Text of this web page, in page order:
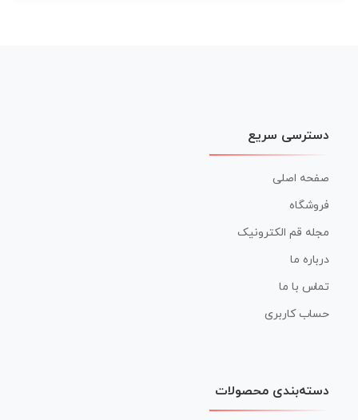
دسترسی سریع
صفحه اصلی
فروشگاه
مجله قم الکترونیک
درباره ما
تماس با ما
حساب کاربری
دسته‌بندی محصولات